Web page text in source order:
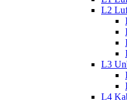
L2
L3
L4